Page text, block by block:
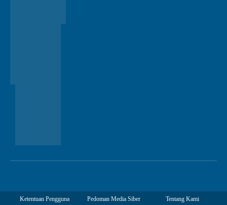
Ketentuan Pengguna Pedoman Media Siber Tentang Kami